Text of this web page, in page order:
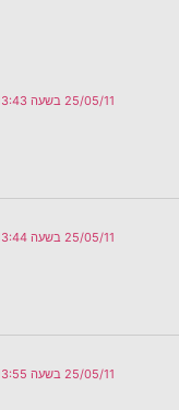
25/05/11 בשעה 13:43
25/05/11 בשעה 13:44
25/05/11 בשעה 13:55